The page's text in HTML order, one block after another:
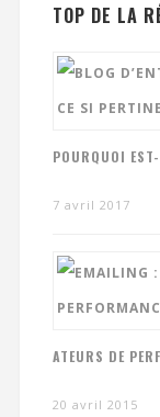
TOP DE LA
POURQUOI
7 avril 2017
ATEURS DE
20 avril 2015